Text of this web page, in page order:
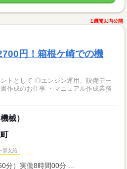
1週間以内公開
円！箱根ケ崎での機
トとして ◎エンジン運用、設備デー
・マニュアル作成業務
械）
部支給
分）実働8時間00分 ...